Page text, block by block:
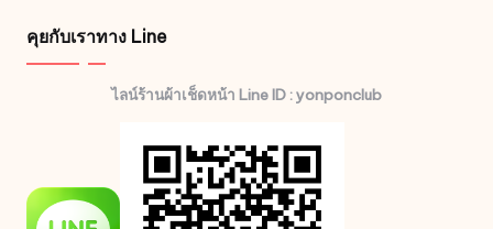
คุยกับเราทาง Line
ไลน์ร้านผ้าเช็ดหน้า Line ID : yonponclub